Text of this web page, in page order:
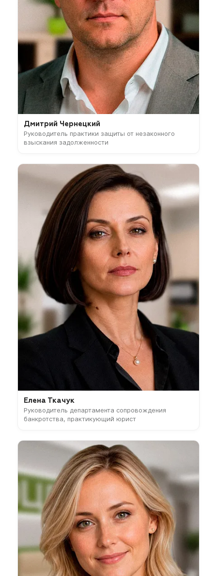
Дмитрий Чернецкий
Руководитель практики защиты от незаконного
взыскания задолженности
Елена Ткачук
Руководитель департамента сопровождения
банкротства, практикующий юрист